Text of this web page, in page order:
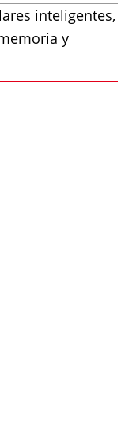
inteligentes,
y